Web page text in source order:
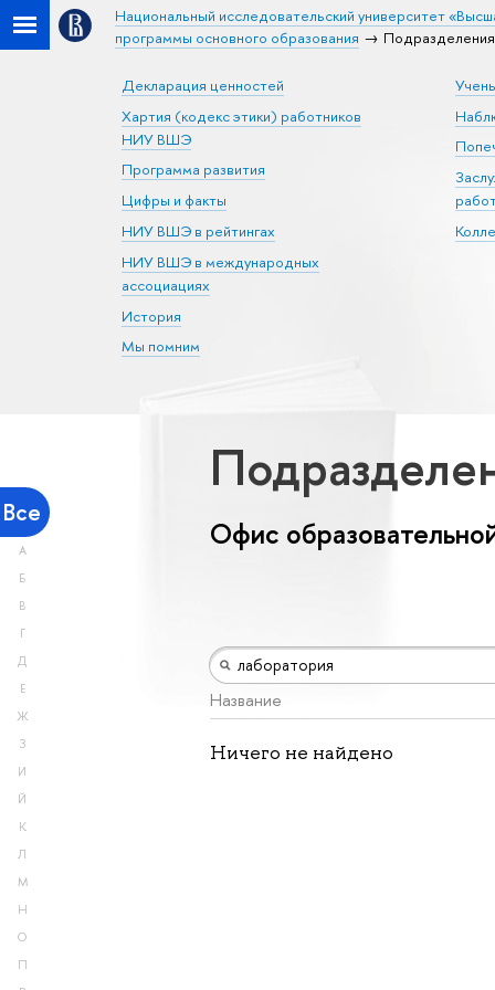
Национальный исследовательский университет
программы основного образования
Декларация ценностей
Хартия (кодекс этики) работников
НИУ ВШЭ
Программа развития
Цифры и факты
НИУ ВШЭ в рейтингах
НИУ ВШЭ в международных
ассоциациях
История
Мы помним
Все
А
Б
В
Г
Д
Е
Ж
З
И
Й
К
Л
М
Н
О
П
Офис
Название
Ничего не найдено